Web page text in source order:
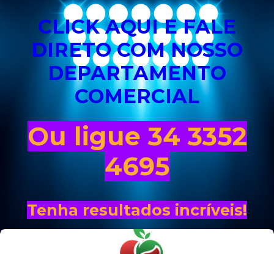
CLICK AQUI E FALE
DIRETO COM NOSSO
DEPARTAMENTO
COMERCIAL
Ou ligue 34 3352
4695
Tenha resultados incríveis!